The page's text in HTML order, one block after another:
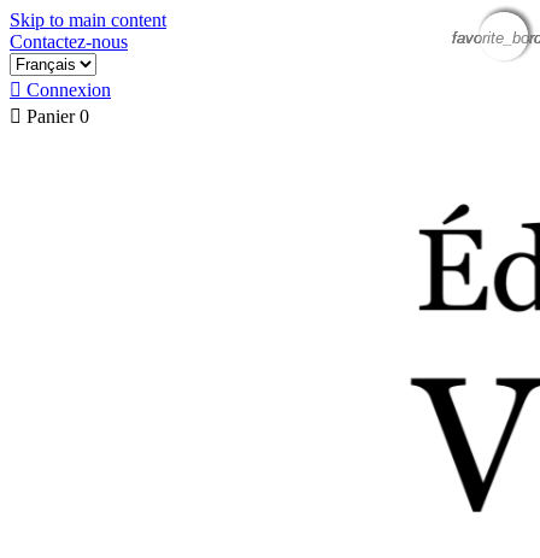
Skip to main content
Contactez-nous
 Connexion
 Panier 0